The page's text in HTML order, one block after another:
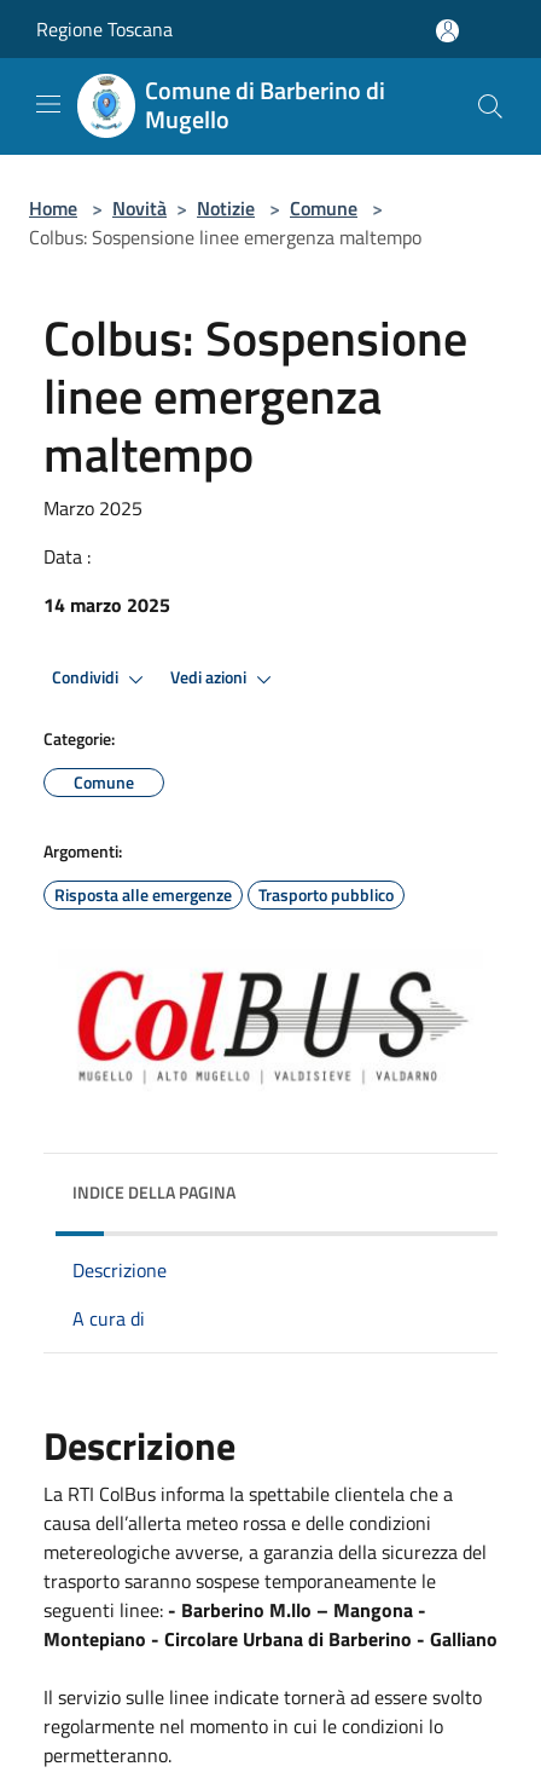
Regione Toscana
Comune di Barberino di
Mugello
Home > Novità > Notizie > Comune >
Colbus: Sospensione linee emergenza maltempo
Colbus: Sospensione
linee emergenza
maltempo
Marzo 2025
Data :
14 marzo 2025
Condividi Vedi azioni
Categorie:
Comune
Argomenti:
Risposta alle emergenze
Trasporto pubblico
INDICE DELLA PAGINA
Descrizione
A cura di
Descrizione
La RTI ColBus informa la spettabile clientela che a
causa dell’allerta meteo rossa e delle condizioni
metereologiche avverse, a garanzia della sicurezza del
trasporto saranno sospese temporaneamente le
seguenti linee:- Barberino M.llo – Mangona -
Montepiano - Circolare Urbana di Barberino - Galliano
Il servizio sulle linee indicate tornerà ad essere svolto
regolarmente nel momento in cui le condizioni lo
permetteranno.